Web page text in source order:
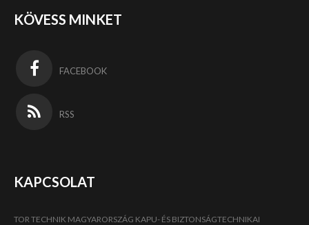
KÖVESS MINKET
FACEBOOK
RSS
KAPCSOLAT
TOR TECHNIK MAGYARORSZÁG KAPU- ÉS BIZTONSÁGTECHNIKAI